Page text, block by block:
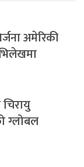
अमेरिकी
ग्लोबल